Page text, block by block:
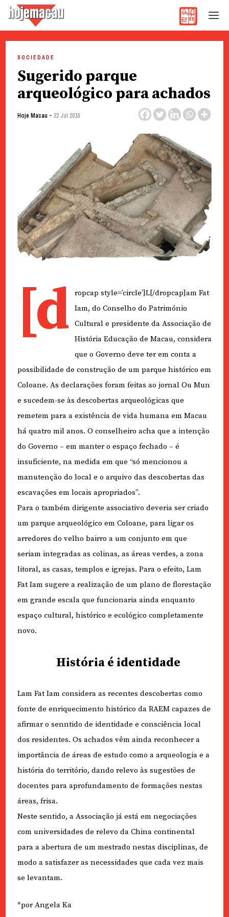
content
SOCIEDADE
Sugerido parque
arqueológico para achados
Hoje Macau - 22 Jul 2016
[d
ropcap style=’circle’]L[/dropcap]am Fat
Iam, do Conselho do Património
Cultural e presidente da Associação de
História Educação de Macau, considera
que o Governo deve ter em conta a
possibilidade de construção de um parque histórico em
Coloane. As declarações foram feitas ao jornal Ou Mun
e sucedem-se às descobertas arqueológicas que
remetem para a existência de vida humana em Macau
há quatro mil anos. O conselheiro acha que a intenção
do Governo – em manter o espaço fechado – é
insuficiente, na medida em que “só mencionou a
manutenção do local e o arquivo das descobertas das
escavações em locais apropriados”.
Para o também dirigente associativo deveria ser criado
um parque arqueológico em Coloane, para ligar os
arredores do velho bairro a um conjunto em que
seriam integradas as colinas, as áreas verdes, a zona
litoral, as casas, templos e igrejas. Para o efeito, Lam
Fat Iam sugere a realização de um plano de florestação
em grande escala que funcionaria ainda enquanto
espaço cultural, histórico e ecológico completamente
novo.
História é identidade
Lam Fat Iam considera as recentes descobertas como
fonte de enriquecimento histórico da RAEM capazes de
afirmar o senntido de identidade e consciência local
dos residentes. Os achados vêm ainda reconhecer a
importância de áreas de estudo como a arqueologia e a
história do território, dando relevo às sugestões de
docentes para aprofundamento de formações nestas
áreas, frisa.
Neste sentido, a Associação já está em negociações
com universidades de relevo da China continental
para a abertura de um mestrado nestas disciplinas, de
modo a satisfazer as necessidades que cada vez mais
se levantam.
*por Angela Ka